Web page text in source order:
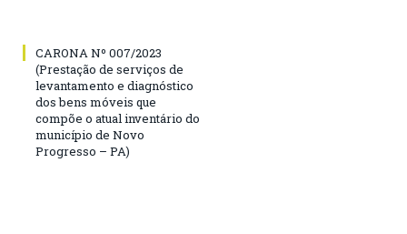
CARONA Nº 007/2023
(Prestação de serviços de
levantamento e diagnóstico
dos bens móveis que
compõe o atual inventário do
município de Novo
Progresso – PA)